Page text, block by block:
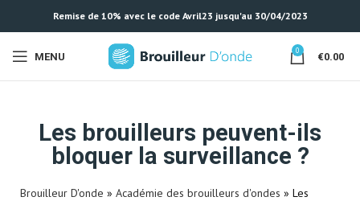
Remise de 10% avec le code Avril23 jusqu'au 30/04/2023
MENU 0 €0.00
Les brouilleurs peuvent-ils
bloquer la surveillance ?
Brouilleur D'onde » Académie des brouilleurs d'ondes » Les